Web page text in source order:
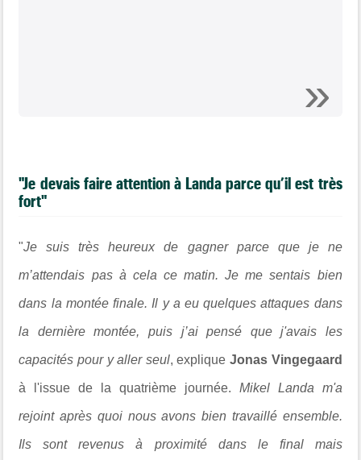
"Je devais faire attention à Landa parce qu’il est très
fort"
"Je suis très heureux de gagner parce que je ne
m’attendais pas à cela ce matin.Je me sentais bien
dans la montée finale. Il y a eu quelques attaques dans
la dernière montée, puis j’ai pensé que j'avais les
capacités pour y aller seul, explique Jonas Vingegaard
à l'issue de la quatrième journée. Mikel Landa m'a
rejointaprès quoi nous avons bien travaillé ensemble.
Ils sont revenus à proximité dans le final mais